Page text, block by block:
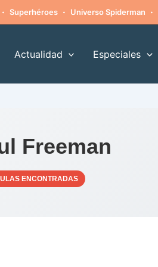
· Superhéroes · Universo Spiderman ·
Actualidad Especiales
Freeman
ENCONTRADAS